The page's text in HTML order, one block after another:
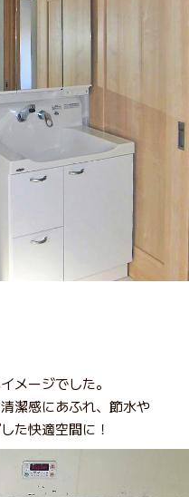
メージでした。
潔感にあふれ、節水や
た快適空間に！